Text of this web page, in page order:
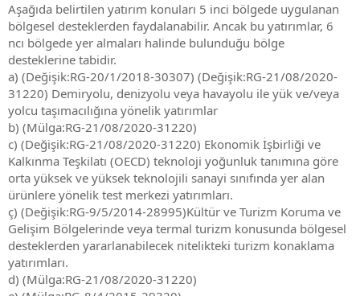
Aşağıda belirtilen yatırım konuları 5 inci bölgede uygulanan
bölgesel desteklerden faydalanabilir. Ancak bu yatırımlar, 6
ncı bölgede yer almaları halinde bulunduğu bölge
desteklerine tabidir.
a) (Değişik:RG-20/1/2018-30307) (Değişik:RG-21/08/2020-
31220) Demiryolu, denizyolu veya havayolu ile yük ve/veya
yolcu taşımacılığına yönelik yatırımlar
b) (Mülga:RG-21/08/2020-31220)
c) (Değişik:RG-21/08/2020-31220) Ekonomik İşbirliği ve
Kalkınma Teşkilatı (OECD) teknoloji yoğunluk tanımına göre
orta yüksek ve yüksek teknolojili sanayi sınıfında yer alan
ürünlere yönelik test merkezi yatırımları.
ç) (Değişik:RG-9/5/2014-28995)Kültür ve Turizm Koruma ve
Gelişim Bölgelerinde veya termal turizm konusunda bölgesel
desteklerden yararlanabilecek nitelikteki turizm konaklama
yatırımları.
d) (Mülga:RG-21/08/2020-31220)